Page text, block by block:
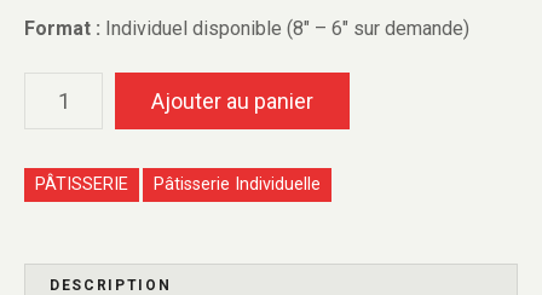
Format : Individuel disponible (8″ – 6″ sur demande)
Ajouter au panier
PÂTISSERIE Pâtisserie Individuelle
DESCRIPTION